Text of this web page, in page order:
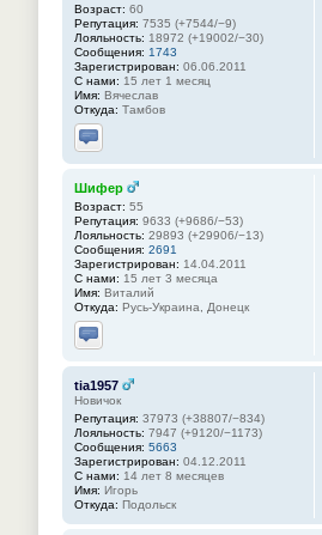
Возраст: 60
Репутация: 7535 (+7544/−9)
Лояльность: 18972 (+19002/−30)
Сообщения: 1743
Зарегистрирован: 06.06.2011
С нами: 15 лет 1 месяц
Имя: Вячеслав
Откуда: Тамбов
Отправить личное сообщение
Шифер
Возраст: 55
Репутация: 9633 (+9686/−53)
Лояльность: 29893 (+29906/−13)
Сообщения: 2691
Зарегистрирован: 14.04.2011
С нами: 15 лет 3 месяца
Имя: Виталий
Откуда: Русь-Украина, Донецк
Отправить личное сообщение
tia1957
Новичок
Репутация: 37973 (+38807/−834)
Лояльность: 7947 (+9120/−1173)
Сообщения: 5663
Зарегистрирован: 04.12.2011
С нами: 14 лет 8 месяцев
Имя: Игорь
Откуда: Подольск